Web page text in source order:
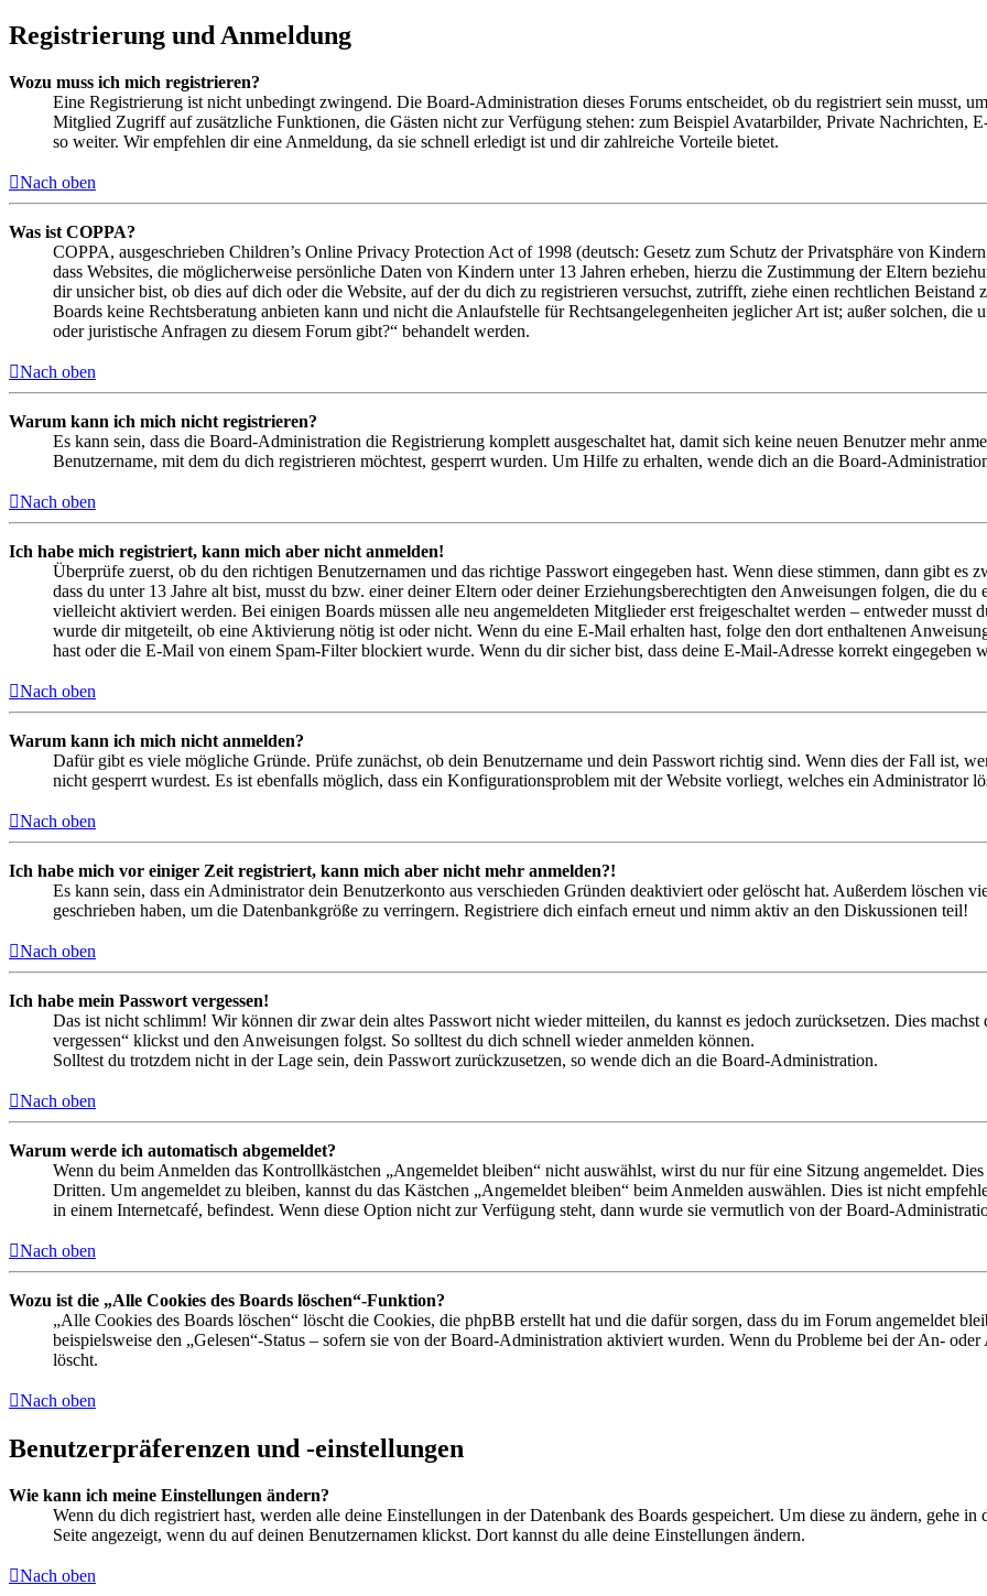
Registrierung und Anmeldung
Wozu muss ich mich registrieren?
Eine Registrierung ist nicht unbedingt zwingend. Die Board-Administration dieses Forums entscheidet, ob du registriert sein musst,
Mitglied Zugriff auf zusätzliche Funktionen, die Gästen nicht zur Verfügung stehen: zum Beispiel Avatarbilder, Private Nachrichten,
so weiter. Wir empfehlen dir eine Anmeldung, da sie schnell erledigt ist und dir zahlreiche Vorteile bietet.
Nach oben
Was ist COPPA?
COPPA, ausgeschrieben Children’s Online Privacy Protection Act of 1998 (deutsch: Gesetz zum Schutz der Privatsphäre von
dass Websites, die möglicherweise persönliche Daten von Kindern unter 13 Jahren erheben, hierzu die Zustimmung der Eltern
dir unsicher bist, ob dies auf dich oder die Website, auf der du dich zu registrieren versuchst, zutrifft, ziehe einen rechtlichen
Boards keine Rechtsberatung anbieten kann und nicht die Anlaufstelle für Rechtsangelegenheiten jeglicher Art ist; außer solchen,
oder juristische Anfragen zu diesem Forum gibt?“ behandelt werden.
Nach oben
Warum kann ich mich nicht registrieren?
Es kann sein, dass die Board-Administration die Registrierung komplett ausgeschaltet hat, damit sich keine neuen Benutzer mehr
Benutzername, mit dem du dich registrieren möchtest, gesperrt wurden. Um Hilfe zu erhalten, wende dich an die Board-
Nach oben
Ich habe mich registriert, kann mich aber nicht anmelden!
Überprüfe zuerst, ob du den richtigen Benutzernamen und das richtige Passwort eingegeben hast. Wenn diese stimmen, dann gibt es
dass du unter 13 Jahre alt bist, musst du bzw. einer deiner Eltern oder deiner Erziehungsberechtigten den Anweisungen folgen, die
vielleicht aktiviert werden. Bei einigen Boards müssen alle neu angemeldeten Mitglieder erst freigeschaltet werden – entweder musst
wurde dir mitgeteilt, ob eine Aktivierung nötig ist oder nicht. Wenn du eine E-Mail erhalten hast, folge den dort enthaltenen
hast oder die E-Mail von einem Spam-Filter blockiert wurde. Wenn du dir sicher bist, dass deine E-Mail-Adresse korrekt eingegeben
Nach oben
Warum kann ich mich nicht anmelden?
Dafür gibt es viele mögliche Gründe. Prüfe zunächst, ob dein Benutzername und dein Passwort richtig sind. Wenn dies der Fall ist,
nicht gesperrt wurdest. Es ist ebenfalls möglich, dass ein Konfigurationsproblem mit der Website vorliegt, welches ein Administrator
Nach oben
Ich habe mich vor einiger Zeit registriert, kann mich aber nicht mehr anmelden?!
Es kann sein, dass ein Administrator dein Benutzerkonto aus verschieden Gründen deaktiviert oder gelöscht hat. Außerdem löschen
geschrieben haben, um die Datenbankgröße zu verringern. Registriere dich einfach erneut und nimm aktiv an den Diskussionen teil!
Nach oben
Ich habe mein Passwort vergessen!
Das ist nicht schlimm! Wir können dir zwar dein altes Passwort nicht wieder mitteilen, du kannst es jedoch zurücksetzen. Dies
vergessen“ klickst und den Anweisungen folgst. So solltest du dich schnell wieder anmelden können.
Solltest du trotzdem nicht in der Lage sein, dein Passwort zurückzusetzen, so wende dich an die Board-Administration.
Nach oben
Warum werde ich automatisch abgemeldet?
Wenn du beim Anmelden das Kontrollkästchen „Angemeldet bleiben“ nicht auswählst, wirst du nur für eine Sitzung angemeldet.
Dritten. Um angemeldet zu bleiben, kannst du das Kästchen „Angemeldet bleiben“ beim Anmelden auswählen. Dies ist nicht
in einem Internetcafé, befindest. Wenn diese Option nicht zur Verfügung steht, dann wurde sie vermutlich von der Board-
Nach oben
Wozu ist die „Alle Cookies des Boards löschen“-Funktion?
„Alle Cookies des Boards löschen“ löscht die Cookies, die phpBB erstellt hat und die dafür sorgen, dass du im Forum angemeldet
beispielsweise den „Gelesen“-Status – sofern sie von der Board-Administration aktiviert wurden. Wenn du Probleme bei der An-
löscht.
Nach oben
Benutzerpräferenzen und -einstellungen
Wie kann ich meine Einstellungen ändern?
Wenn du dich registriert hast, werden alle deine Einstellungen in der Datenbank des Boards gespeichert. Um diese zu ändern, gehe
Seite angezeigt, wenn du auf deinen Benutzernamen klickst. Dort kannst du alle deine Einstellungen ändern.
Nach oben